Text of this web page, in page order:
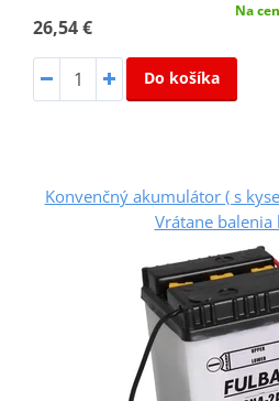
26,54 €
Na
Do košíka
Konvenčný akumulátor ( s
Vrátane balenia